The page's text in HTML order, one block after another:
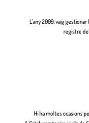
L’any 2009, vaig
registre
Hi ha moltes ocasions